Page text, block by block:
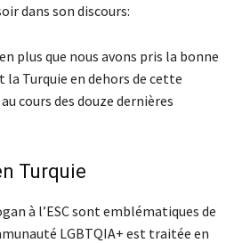
dans son discours:
plus que nous avons pris la bonne
Turquie en dehors de cette
cours des douze dernières
Turquie
à l’ESC sont emblématiques de
LGBTQIA+ est traitée en